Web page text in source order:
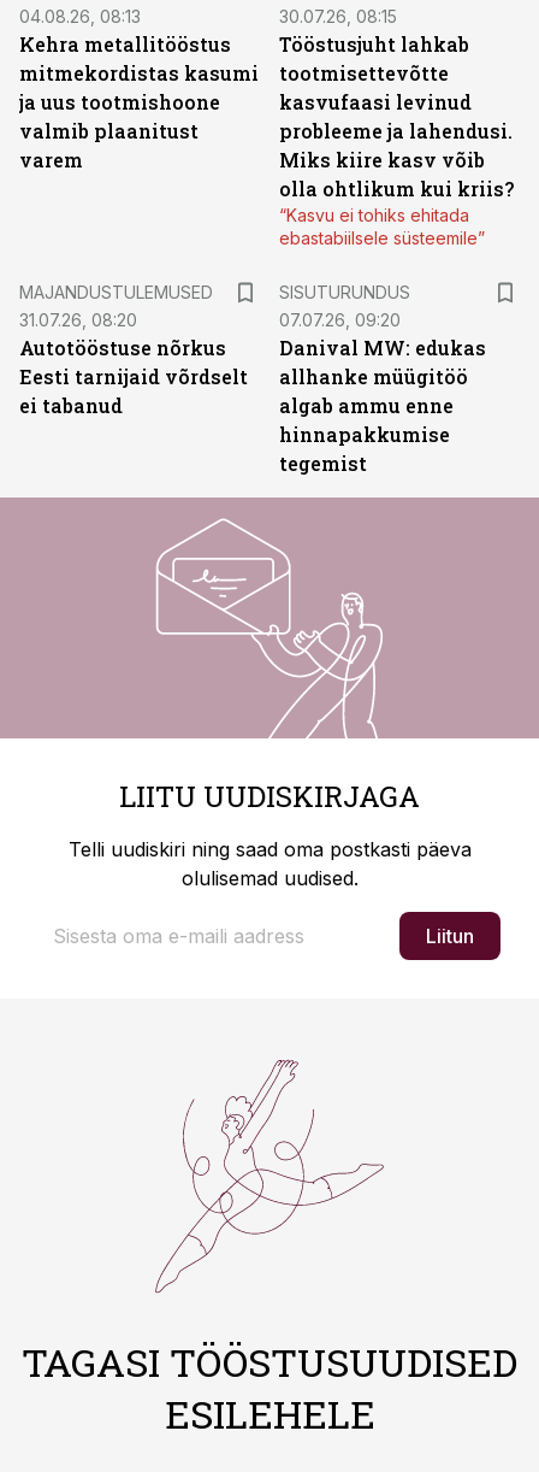
04.08.26, 08:13
Kehra metallitööstus
mitmekordistas kasumi
ja uus tootmishoone
valmib plaanitust
varem
30.07.26, 08:15
Tööstusjuht lahkab
tootmisettevõtte
kasvufaasi levinud
probleeme ja lahendusi.
Miks kiire kasv võib
olla ohtlikum kui kriis?
“Kasvu ei tohiks ehitada
ebastabiilsele süsteemile”
MAJANDUSTULEMUSED
31.07.26, 08:20
Autotööstuse nõrkus
Eesti tarnijaid võrdselt
ei tabanud
SISUTURUNDUS
07.07.26, 09:20
Danival MW: edukas
allhanke müügitöö
algab ammu enne
hinnapakkumise
tegemist
LIITU UUDISKIRJAGA
Telli uudiskiri ning saad oma postkasti päeva
olulisemad uudised.
Liitun
TAGASI TÖÖSTUSUUDISED
ESILEHELE